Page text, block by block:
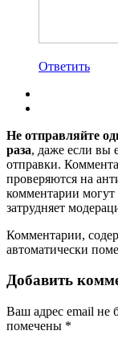
Ответить
Не отправляйте
раза, даже если вы
отправки.
проверяются на
комментарии могут
затрудняет
Комментарии,
автоматически
Добавить
Ваш адрес email не
помечены *